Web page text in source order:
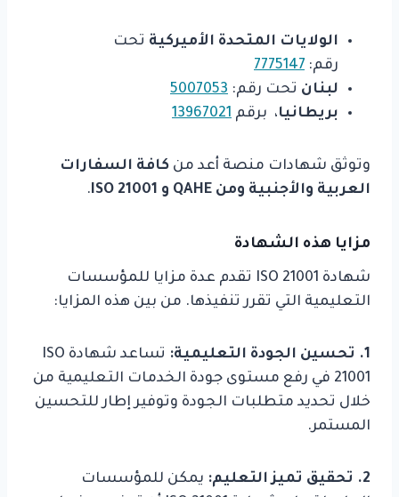
الولايات المتحدة الأميركية تحت
رقم: 7775147
لبنان تحت رقم: 5007053
بريطانيا، برقم 13967021
وتوثق شهادات منصة أعد من كافة السفارات
العربية والأجنبية ومن QAHE و ISO 21001
.
مزايا هذه الشهادة
شهادة ISO 21001 تقدم عدة مزايا للمؤسسات
التعليمية التي تقرر تنفيذها. من بين هذه المزايا:
1. تحسين الجودة التعليمية:
تساعد شهادة ISO
21001 في رفع مستوى جودة الخدمات التعليمية من
خلال تحديد متطلبات الجودة وتوفير إطار للتحسين
المستمر.
2. تحقيق تميز التعليم:
يمكن للمؤسسات